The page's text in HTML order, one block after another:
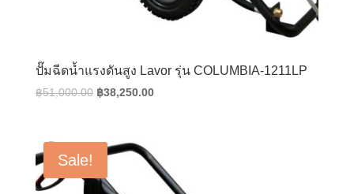
ปั๊มฉีดน้ำแรงดันสูง Lavor รุ่น COLUMBIA-1211LP
฿51,000.00 Original
฿51,000.00.
฿38,250.00Current
Sale!